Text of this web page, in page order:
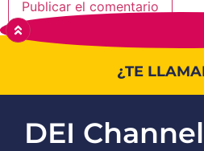
¿TE
DEI Channel